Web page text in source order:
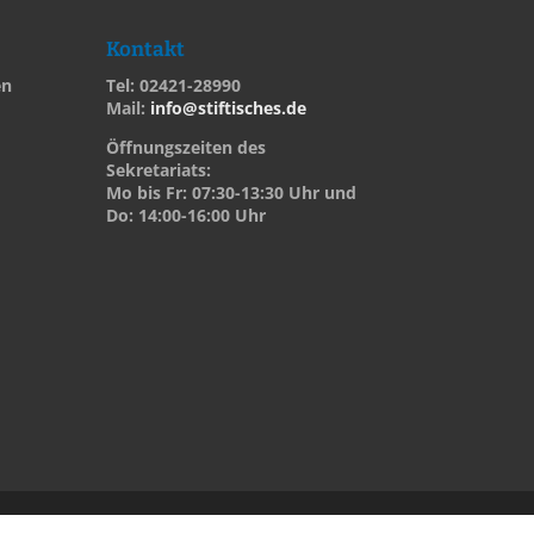
Kontakt
Tel: 02421-28990
Mail: info@stiftisches.de
Öffnungszeiten des
Sekretariats:
Mo bis Fr: 07:30-13:30 Uhr und
Do: 14:00-16:00 Uhr